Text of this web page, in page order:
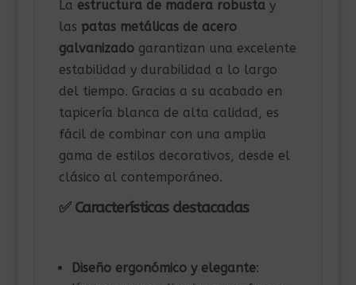
La estructura de madera robustay
las patas metálicas de acero
galvanizadogarantizan una excelente
estabilidad y durabilidad a lo largo
del tiempo. Gracias a su acabado en
tapicería blanca de alta calidad, es
fácil de combinar con una amplia
gama de estilos decorativos, desde el
clásico al contemporáneo.
✅ Características destacadas
Diseño ergonómico y elegante: